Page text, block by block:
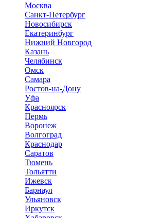
Москва
Санкт-Петербург
Новосибирск
Екатеринбург
Нижний Новгород
Казань
Челябинск
Омск
Самара
Ростов-на-Дону
Уфа
Красноярск
Пермь
Воронеж
Волгоград
Краснодар
Саратов
Тюмень
Тольятти
Ижевск
Барнаул
Ульяновск
Иркутск